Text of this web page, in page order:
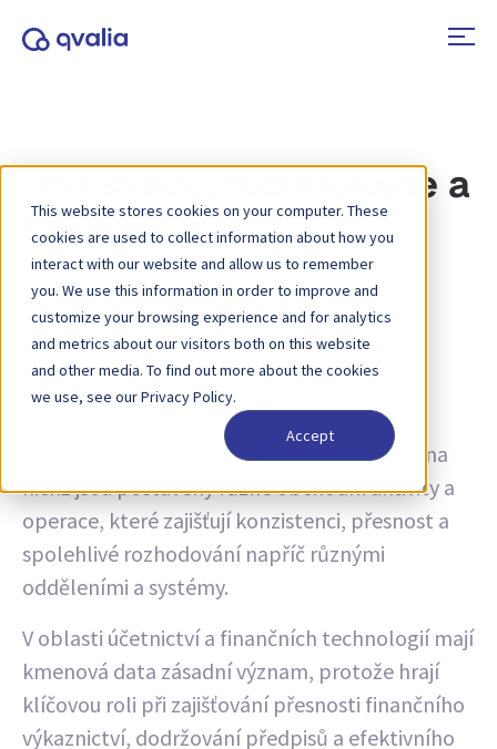
This website stores cookies on your computer. These
cookies are used to collect information about how you
interact with our website and allow us to remember
you. We use this information in order to improve and
customize your browsing experience and for analytics
and metrics about our visitors both on this website
and other media. To find out more about the cookies
we use, see our Privacy Policy.
Accept
Transakce, technologie a
trendy
Kategorie:
Kmenová data jsou základní a nejdůležitější
data, která definují a kategorizují základní
obchodní entity, procesy a objekty v rámci
organizace. Jedná se o základní informace, na
nichž jsou postaveny různé obchodní aktivity a
operace, které zajišťují konzistenci, přesnost a
spolehlivé rozhodování napříč různými
odděleními a systémy.
V oblasti účetnictví a finančních technologií mají
kmenová data zásadní význam, protože hrají
klíčovou roli při zajišťování přesnosti finančního
výkaznictví, dodržování předpisů a efektivního